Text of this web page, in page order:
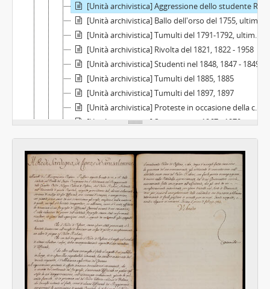
[Unità archivistica] Aggressione dello studente Richeri da parte del sottotenente Filippo Cuttica di Cassine, 1784-02-01
[Unità archivistica] Ballo dell'orso del 1755, ultimo quarto del XVIII sec. - 1902
[Unità archivistica] Tumulti del 1791-1792, ultimo quarto del XVIII sec.
[Unità archivistica] Rivolta del 1821, 1822 - 1958
[Unità archivistica] Studenti nel 1848, 1847 - 1849
[Unità archivistica] Tumulti del 1885, 1885
[Unità archivistica] Tumulti del 1897, 1897
[Unità archivistica] Proteste in occasione della commemorazione di Carducci, 1907
[Unità archivistica] Sessantotto, 1967 - 1970
[Serie] Associazioni goliardiche, culturali e politiche, 1890 - 2021
[Serie] Congressi studenteschi, festeggiamenti e simposi goliardici, 1894 - 1947
[Serie] Documenti goliardici, 1895 - 2000
[Serie] Musica e teatro, 1850 - 1999
[Serie] Universiadi, Campionati nazionali universitari e sport in genere, 1951 - 2000
[Serie] Periodici e numeri unici studenteschi e universitari, 1892 - 1996
[Serie] Miscellanea su studenti, associazionismo giovanile e Università, 1848 - 1997
[Parte] Materiali relativi a personalità torinesi e piemontesi, Seconda metà XIX sec. - prima metà XX sec.
[Parte] Quadreria, Fine XVII - 1832